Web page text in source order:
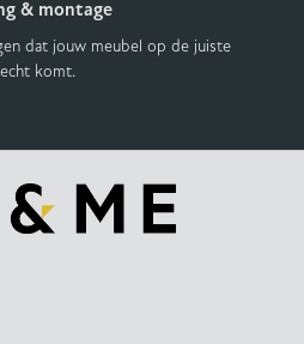
& montage
dat jouw meubel op de juiste
komt.